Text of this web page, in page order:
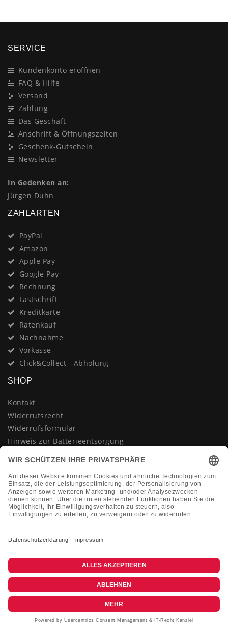
SERVICE
Kundenkonto eröffnen
FAQ & Hilfe
Versand
Zahlung
Das Geschäft
Anschrift & Öffnungszeiten
Geschenk-Gutschein
Newsletter
In Gedenken an:
Jürgen Duhn
ZAHLARTEN
PayPal
Amazon
Apple Pay
Google Pay
Rechnung
Lastschrift
Kreditkarte
Ratenkauf
Nachnahme
Vorkasse
Click&Collect - Abholung
SHOP
Kontakt
Widerrufsrecht
Widerrufsformular
Hinweis zur Batterieentsorgung
Datenschutzerklärung
Impressum
Vertrag widerrufen
KONTAKT
Montag-Freitag 10:00-18:00 Uhr
+49 (0)2133 210433
shop@dienadel.de
Kieler Str. 18 - 41540 Dormagen
Soziale Verantwortung